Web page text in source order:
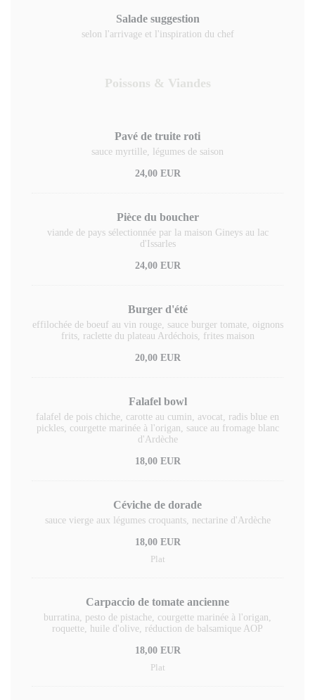
Salade suggestion
selon l'arrivage et l'inspiration du chef
Poissons & Viandes
Pavé de truite roti
sauce myrtille, légumes de saison
24,00 EUR
Pièce du boucher
viande de pays sélectionnée par la maison Gineys au lac
d'Issarles
24,00 EUR
Burger d'été
effilochée de boeuf au vin rouge, sauce burger tomate, oignons
frits, raclette du plateau Ardéchois, frites maison
20,00 EUR
Falafel bowl
falafel de pois chiche, carotte au cumin, avocat, radis blue en
pickles, courgette marinée à l'origan, sauce au fromage blanc
d'Ardèche
18,00 EUR
Céviche de dorade
sauce vierge aux légumes croquants, nectarine d'Ardèche
18,00 EUR
Plat
Carpaccio de tomate ancienne
burratina, pesto de pistache, courgette marinée à l'origan,
roquette, huile d'olive, réduction de balsamique AOP
18,00 EUR
Plat